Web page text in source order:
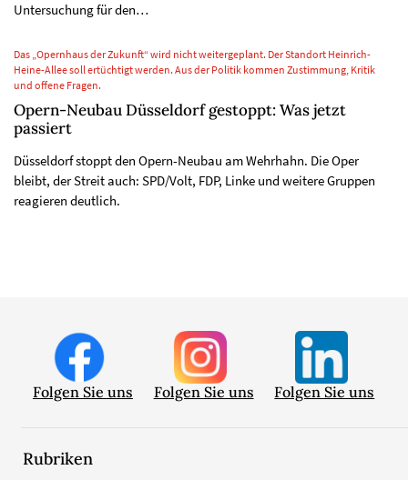
Untersuchung für den…
Das „Opernhaus der Zukunft“ wird nicht weitergeplant. Der Standort Heinrich-
Heine-Allee soll ertüchtigt werden. Aus der Politik kommen Zustimmung, Kritik
und offene Fragen.
Opern-Neubau Düsseldorf gestoppt: Was jetzt
passiert
Düsseldorf stoppt den Opern-Neubau am Wehrhahn. Die Oper
bleibt, der Streit auch: SPD/Volt, FDP, Linke und weitere Gruppen
reagieren deutlich.
Folgen Sie uns Folgen Sie uns Folgen Sie uns
Rubriken